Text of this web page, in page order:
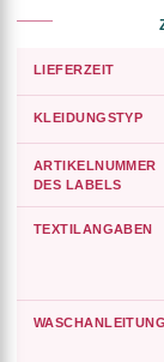
LIEFERZEIT
KLEIDUNGSTYP
ARTIKELNUMMER
DES LABELS
TEXTILANGABEN
WASCHANLEITUNG